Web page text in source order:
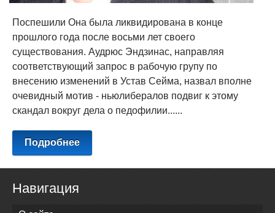
Поспешили Она была ликвидирована в конце
прошлого года после восьми лет своего
существования. Аудрюс Эндзинас, направляя
соответствующий запрос в рабочую групу по
внесению изменений в Устав Сейма, назвал вполне
очевидный мотив - ньюлибералов подвиг к этому
скандал вокруг дела о педофилии......
Подробнее
Навигация